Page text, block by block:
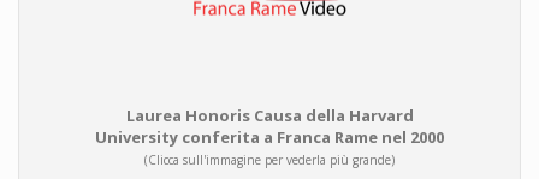
Laurea Honoris Causa della Harvard
University conferita a Franca Rame nel 2000
(Clicca sull'immagine per vederla più grande)